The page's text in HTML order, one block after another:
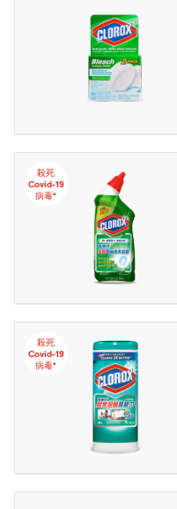
殺死
Covid-19
病毒*
殺死
Covid-19
病毒*